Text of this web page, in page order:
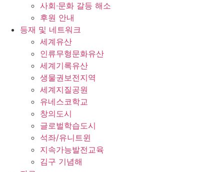
사회∙문화 갈등 해소
후원 안내
등재 및 네트워크
세계유산
인류무형문화유산
세계기록유산
생물권보전지역
세계지질공원
유네스코학교
창의도시
글로벌학습도시
석좌/유니트윈
지속가능발전교육
김구 기념해